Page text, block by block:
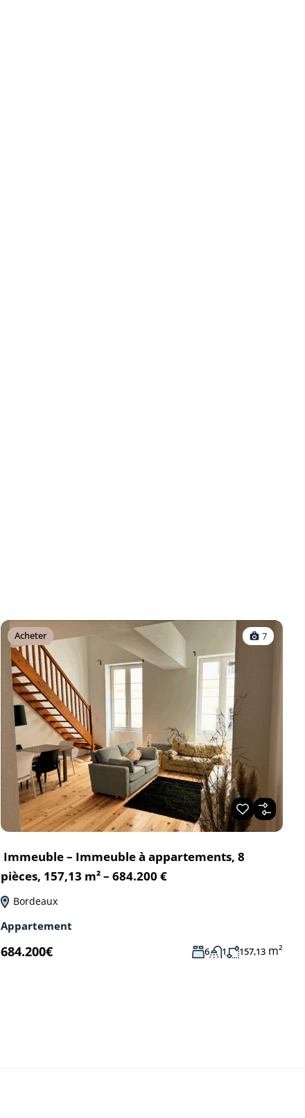
Acheter 7
Immeuble – Immeuble à appartements, 8
pièces, 157,13 m² – 684.200 €
Bordeaux
Appartement
684.200€ 6 1 157,13 m²